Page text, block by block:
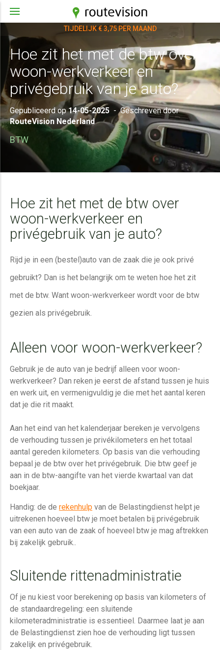
TIJDELIJK € 3,75 PER MAAND
Hoe zit het met de btw over
woon-werkverkeer en
privégebruik van je auto?
Gepubliceerd op14-05-2025 - Geschreven door
RouteVision Nederland
BTW
Hoe zit het met de btw over
woon-werkverkeer en
privégebruik van je auto?
Rijd je in een (bestel)auto van de zaak die je ook privé
gebruikt? Dan is het belangrijk om te weten hoe het zit
met de btw. Want woon-werkverkeer wordt voor de btw
gezien als privégebruik.
Alleen voor woon-werkverkeer?
Gebruik je de auto van je bedrijf alleen voor woon-
werkverkeer? Dan reken je eerst de afstand tussen je huis
en werk uit, en vermenigvuldig je die met het aantal keren
dat je die rit maakt.
Aan het eind van het kalenderjaar bereken je vervolgens
de verhouding tussen je privékilometers en het totaal
aantal gereden kilometers. Op basis van die verhouding
bepaal je de btw over het privégebruik. Die btw geef je
aan in de btw-aangifte van het vierde kwartaal van dat
boekjaar.
Handig: de de rekenhulp van de Belastingdienst helpt je
uitrekenen hoeveel btw je moet betalen bij privégebruik
van een auto van de zaak of hoeveel btw je mag aftrekken
bij zakelijk gebruik..
Sluitende rittenadministratie
Of je nu kiest voor berekening op basis van kilometers of
de standaardregeling: een sluitende
kilometeradministratie is essentieel. Daarmee laat je aan
de Belastingdienst zien hoe de verhouding ligt tussen
zakelijk en privégebruik.